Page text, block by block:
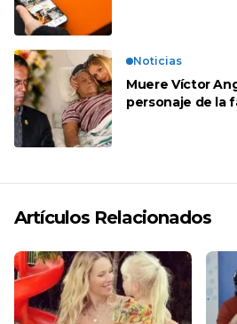
Noticias
Muere Víctor
personaje de la
Artículos Relacionados